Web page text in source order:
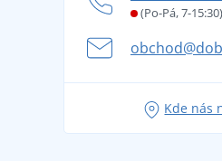
Letní dobrodružství začíná
se na dovolenou bez starostí
Tipy na svěží outfity pro
(Po-Pá, 7-15:30)
Kde nás